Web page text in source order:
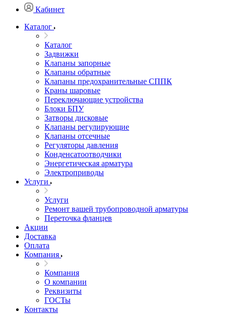
Кабинет
Каталог
Каталог
Задвижки
Клапаны запорные
Клапаны обратные
Клапаны предохранительные СППК
Краны шаровые
Переключающие устройства
Блоки БПУ
Затворы дисковые
Клапаны регулирующие
Клапаны отсечные
Регуляторы давления
Конденсатоотводчики
Энергетическая арматура
Электроприводы
Услуги
Услуги
Ремонт вашей трубопроводной арматуры
Переточка фланцев
Акции
Доставка
Оплата
Компания
Компания
О компании
Реквизиты
ГОСТы
Контакты